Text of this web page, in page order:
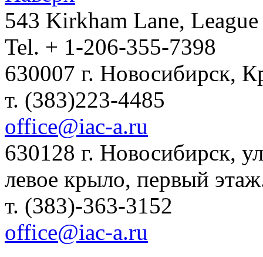
543 Kirkham Lane,
Tel. + 1-206-355-7398
630007 г. Новосибирск,
т. (383)223-4485
office@iac-a.ru
630128 г. Новосибирск,
левое крыло, первый
т. (383)-363-3152
office@iac-a.ru